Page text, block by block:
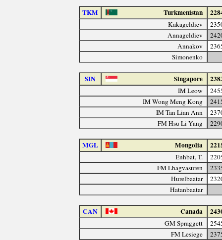
TKM Turkmenistan
Kakageldiev
Annageldiev
Annakov
Simonenko
SIN Singapore
IM Leow
IM Wong Meng Kong
IM Tan Lian Ann
FM Hsu Li Yang
MGL Mongolia
Enhbat, T.
FM Lhagvasuren
Hurelbaatar
Hatanbaatar
CAN Canada
GM Spraggett
FM Lesiege